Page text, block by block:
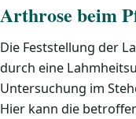
Arthrose beim
Die Feststellung der
durch eine
Untersuchung im
Hier kann die